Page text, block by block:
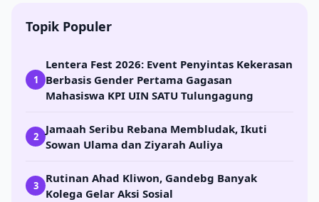
Topik Populer
1
Lentera Fest 2026: Event Penyintas Kekerasan
Berbasis Gender Pertama Gagasan
Mahasiswa KPI UIN SATU Tulungagung
2
Jamaah Seribu Rebana Membludak, Ikuti
Sowan Ulama dan Ziyarah Auliya
3
Rutinan Ahad Kliwon, Gandebg Banyak
Kolega Gelar Aksi Sosial